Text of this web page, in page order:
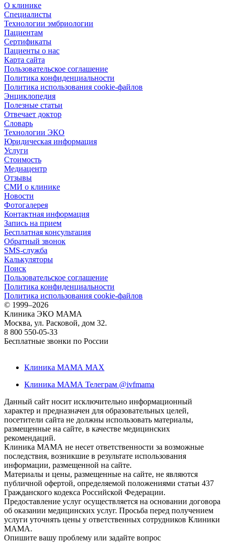
О клинике
Специалисты
Технологии эмбриологии
Пациентам
Сертификаты
Пациенты о нас
Карта сайта
Пользовательское соглашение
Политика конфиденциальности
Политика использования cookie-файлов
Энциклопедия
Полезные статьи
Отвечает доктор
Словарь
Технологии ЭКО
Юридическая информация
Услуги
Стоимость
Медиацентр
Отзывы
СМИ о клинике
Новости
Фотогалерея
Контактная информация
Запись на прием
Бесплатная консультация
Обратный звонок
SMS-служба
Калькуляторы
Поиск
Пользовательское соглашение
Политика конфиденциальности
Политика использования cookie-файлов
© 1999–2026
Клиника ЭКО МАМА
Москва, ул. Расковой, дом 32.
8 800 550-05-33
Бесплатные звонки по России
Клиника МАМА MAX
Клиника МАМА Телеграм @ivfmama
Данный сайт носит исключительно информационный
характер и предназначен для образовательных целей,
посетители сайта не должны использовать материалы,
размещенные на сайте, в качестве медицинских
рекомендаций.
Клиника МАМА не несет ответственности за возможные
последствия, возникшие в результате использования
информации, размещенной на сайте.
Материалы и цены, размещенные на сайте, не являются
публичной офертой, определяемой положениями статьи 437
Гражданского кодекса Российской Федерации.
Предоставление услуг осуществляется на основании договора
об оказании медицинских услуг. Просьба перед получением
услуги уточнять цены у ответственных сотрудников Клиники
МАМА.
Опишите вашу проблему или задайте вопрос